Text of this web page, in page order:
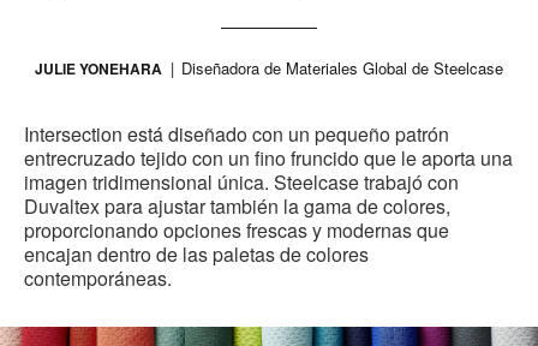
JULIE YONEHARA Diseñadora de Materiales Global de Steelcase
Intersection está diseñado con un pequeño patrón
entrecruzado tejido con un fino fruncido que le aporta una
imagen tridimensional única. Steelcase trabajó con
Duvaltex para ajustar también la gama de colores,
proporcionando opciones frescas y modernas que
encajan dentro de las paletas de colores
contemporáneas.